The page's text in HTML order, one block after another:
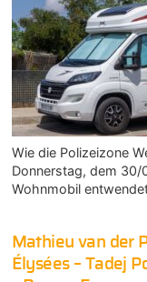
Wie die Polizeizone
Donnerstag, dem 30/
Wohnmobil
Mathieu van der
Élysées – Tadej